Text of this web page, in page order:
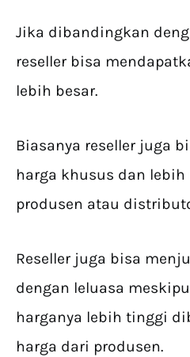
Jika dibandingkan
reseller bisa
lebih besar.
Biasanya reseller juga
harga khusus dan
produsen atau
Reseller juga bisa
dengan leluasa
harganya lebih tinggi
harga dari produsen.